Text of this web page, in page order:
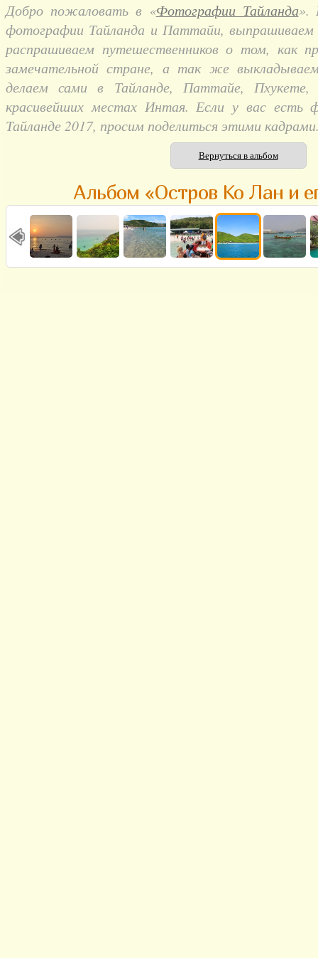
Добро пожаловать в «Фотографии Тайланда».
фотографии Тайланда и Паттайи, выпрашиваем
распрашиваем путешественников о том, как
замечательной стране, а так же
делаем сами в Тайланде, Паттайе,
красивейших местах Интая. Если у вас есть
Тайланде 2017, просим поделиться этими
Вернуться в альбом
Альбом «Остров Ко Лан и